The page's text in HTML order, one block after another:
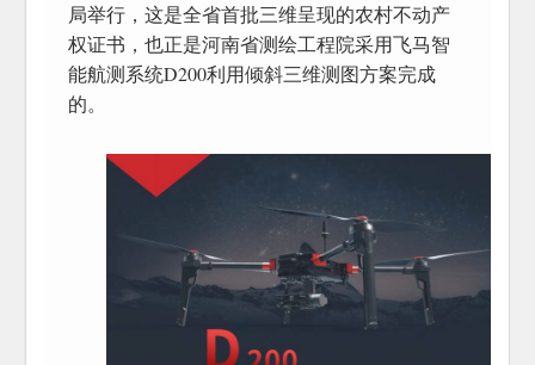
局举行，这是全省首批三维呈现的农村不动产
权证书，也正是河南省测绘工程院采用飞马智
能航测系统D200利用倾斜三维测图方案完成
的。